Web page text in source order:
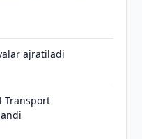
ajratiladi
Transport